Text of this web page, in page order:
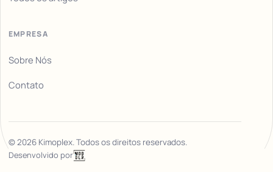
EMPRESA
Sobre Nós
Contato
©2026Kimoplex. Todos os direitos reservados.
Desenvolvido por